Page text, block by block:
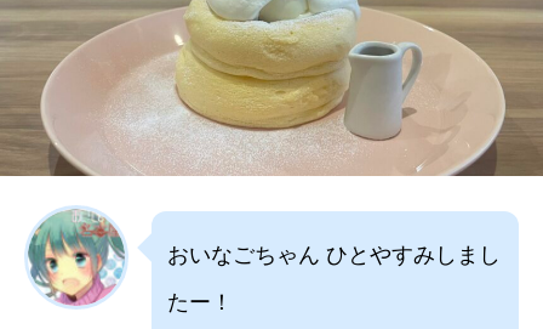
おいなごちゃん ひとやすみしまし
たー！